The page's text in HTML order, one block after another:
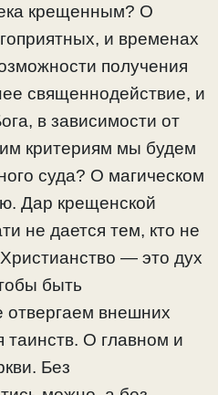
крещенным? О
и временах
получения
священнодействие, и
в зависимости от
критериям мы будем
суда? О магическом
Дар крещенской
не дается тем, кто не
— это дух
быть
внешних
О главном и
Без